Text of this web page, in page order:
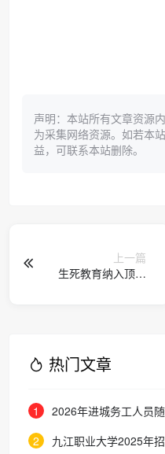
声明：本站所有文章资源
为采集网络资源。如若本
益，可联系本站删除。
上一篇
生死教育纳入顶层
热门文章
1
2026年进城务工人员
生考试报名通知
2
九江职业大学2025年